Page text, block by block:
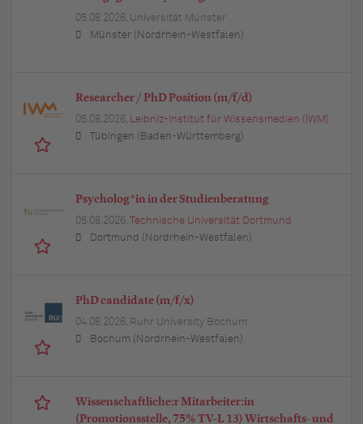
05.08.2026, Universität Münster
Münster (Nordrhein-Westfalen)
Researcher / PhD Position (m/f/d)
05.08.2026,
Leibniz-Institut für Wissensmedien (IWM)
Tübingen (Baden-Württemberg)
Psycholog*in in der Studienberatung
05.08.2026, Technische Universität Dortmund
Dortmund (Nordrhein-Westfalen)
PhD candidate (m/f/x)
04.08.2026, Ruhr University Bochum
Bochum (Nordrhein-Westfalen)
Wissenschaftliche:r Mitarbeiter:in
(Promotionsstelle, 75% TV-L 13) Wirtschafts- und